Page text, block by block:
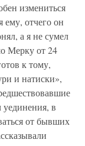
измениться
ему, отчего он
а я не сумел
Мерку от 24
к тому,
и натиски»,
уединения, в
от бывших